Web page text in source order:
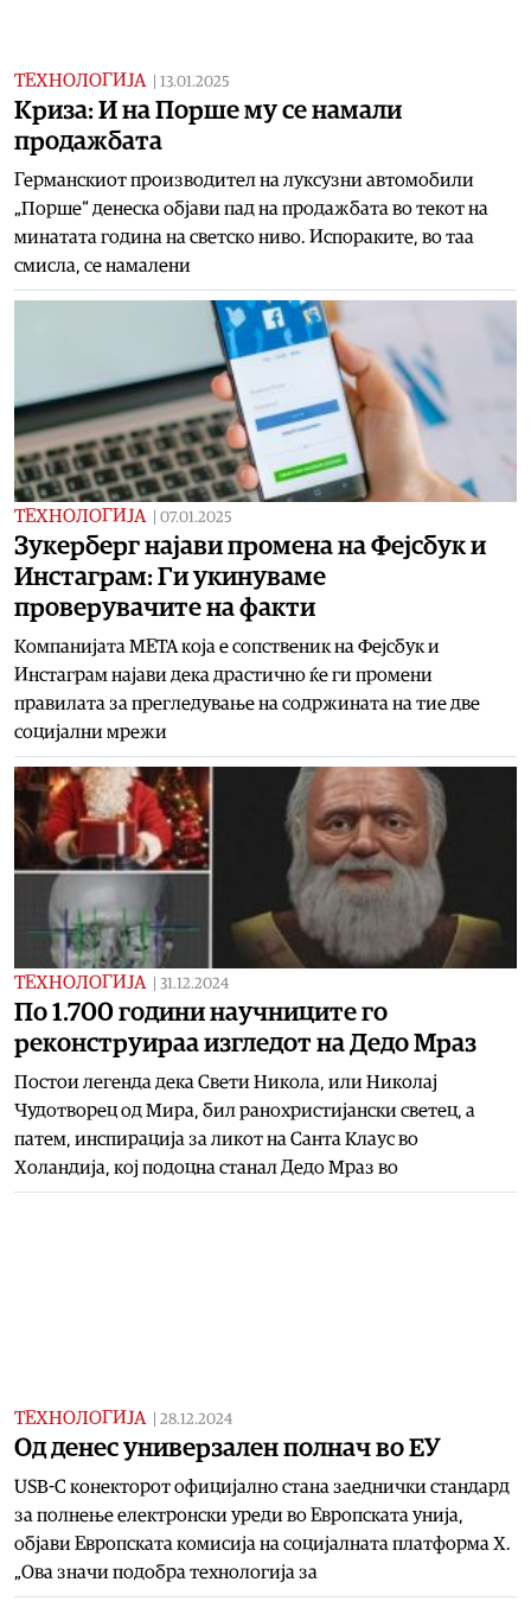
ТЕХНОЛОГИЈА 13.01.2025
Kриза: И на Порше му се намали
продажбата
Германскиот производител на луксузни автомобили
„Порше“ денеска објави пад на продажбата во текот на
минатата година на светско ниво. Испораките, во таа
смисла, се намалени
ТЕХНОЛОГИЈА 07.01.2025
Зукерберг најави промена на Фејсбук и
Инстаграм: Ги укинуваме
проверувачите на факти
Компанијата META која е сопственик на Фејсбук и
Инстаграм најави дека драстично ќе ги промени
правилата за прегледување на содржината на тие две
социјални мрежи
ТЕХНОЛОГИЈА 31.12.2024
По 1.700 години научниците го
реконструираа изгледот на Дедо Мраз
Постои легенда дека Свети Никола, или Николај
Чудотворец од Мира, бил ранохристијански светец, а
патем, инспирација за ликот на Санта Клаус во
Холандија, кој подоцна станал Дедо Мраз во
ТЕХНОЛОГИЈА 28.12.2024
Од денес универзален полнач во ЕУ
USB-C конекторот официјално стана заеднички стандард
за полнење електронски уреди во Европската унија,
објави Европската комисија на социјалната платформа X.
„Ова значи подобра технологија за